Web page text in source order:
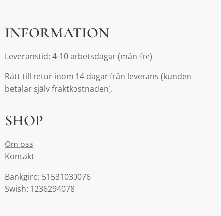
INFORMATION
Leveranstid: 4-10 arbetsdagar (mån-fre)
Rätt till retur inom 14 dagar från leverans (kunden
betalar själv fraktkostnaden).
SHOP
Om oss
Kontakt
Bankgiro: 51531030076
Swish: 1236294078